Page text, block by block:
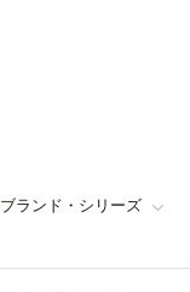
ブランド・シリーズ